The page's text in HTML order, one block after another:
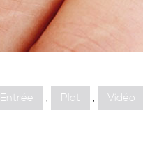
Entrée , Plat , Vidéo